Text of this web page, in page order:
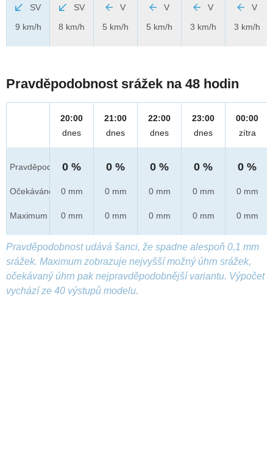
SV
9 km/h
SV
8 km/h
V
5 km/h
V
5 km/h
V
3 km/h
V
3 km/h
Pravděpodobnost srážek na 48 hodin
Pravděpod.
Očekáváno
Maximum
20:00
dnes
0 %
0 mm
0 mm
21:00
dnes
0 %
0 mm
0 mm
22:00
dnes
0 %
0 mm
0 mm
23:00
dnes
0 %
0 mm
0 mm
00:00
zítra
0 %
0 mm
0 mm
Pravděpodobnost udává šanci, že spadne alespoň 0,1 mm
srážek. Maximum zobrazuje nejvyšší možný úhrn srážek,
očekávaný úhrn pak nejpravděpodobnější variantu. Výpočet
vychází ze 40 výstupů modelu.